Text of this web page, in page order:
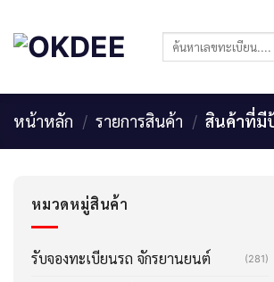
content
ค้นหา:
หน้าหลัก / รายการสินค้า / สินค้าที่มี
หมวดหมู่สินค้า
รับจองทะเบียนรถ จักรยานยนต์ (281)